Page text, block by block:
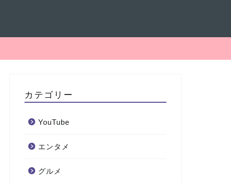
カテゴリー
YouTube
エンタメ
グルメ